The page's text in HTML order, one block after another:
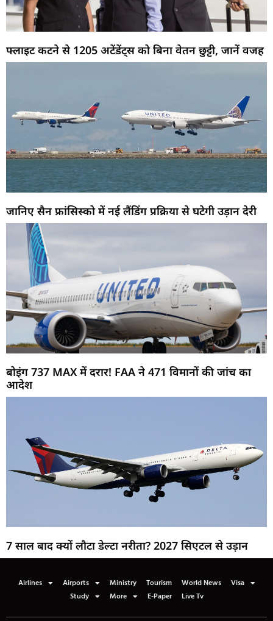
फ्लाइट कटने से 1205 अटेंडेंट्स को बिना वेतन छुट्टी, जानें वजह
जानिए सैन फ्रांसिस्को में नई लैंडिंग प्रक्रिया से घटेगी उड़ान देरी
बोइंग 737 MAX में दरार! FAA ने 471 विमानों की जांच का
आदेश
7 साल बाद क्यों लौटा डेल्टा नरीता? 2027 सिएटल से उड़ान
Airlines Airports Ministry Tourism World News
Visa
Study
More E-Paper Live Tv